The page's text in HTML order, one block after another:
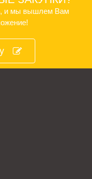
и мы вышлем Вам